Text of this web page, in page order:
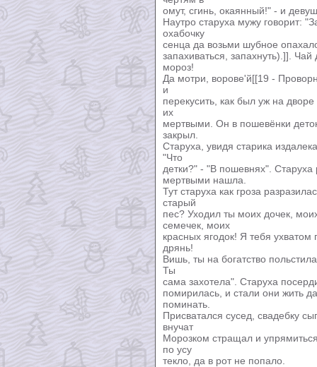
омут, сгинь, окаянный!" - и
Наутро старуха мужу говорит:
охабочку
сенца да возьми шубное
запахиваться, запахнуть).]].
мороз!
Да мотри, ворове'й[[19 -
и
перекусить, как был уж на
их
мертвыми. Он в пошевёнки
закрыл.
Старуха, увидя старика
"Что
детки?" - "В пошевнях". Старуха
мертвыми нашла.
Тут старуха как гроза
старый
пес? Уходил ты моих дочек,
семечек, моих
красных ягодок! Я тебя
дрянь!
Вишь, ты на богатство
Ты
сама захотела". Старуха
помирилась, и стали они жить
поминать.
Присватался сусед, свадебку
внучат
Морозком стращал и
по усу
текло, да в рот не попало.